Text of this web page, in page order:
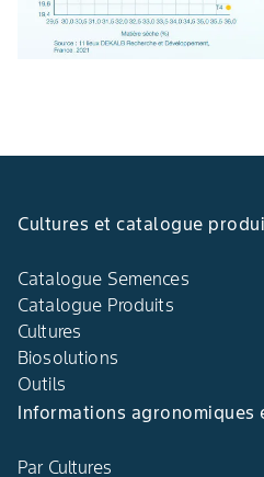
Cultures et catalogue
Catalogue Semences
Catalogue Produits
Cultures
Biosolutions
Outils
Informations agronomiques
Par Cultures